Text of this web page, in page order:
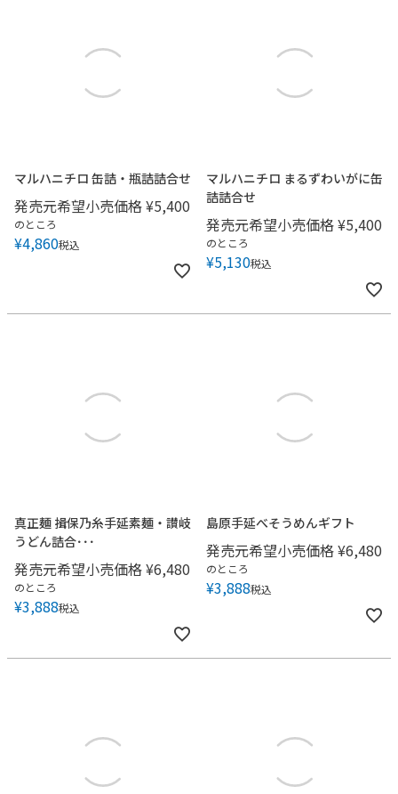
マルハニチロ 缶詰・瓶詰詰合せ
発売元希望小売価格¥5,400
のところ
¥4,860税込
マルハニチロ まるずわいがに缶
詰詰合せ
発売元希望小売価格¥5,400
のところ
¥5,130税込
真正麺 揖保乃糸手延素麺・讃岐
うどん詰合･･･
発売元希望小売価格¥6,480
のところ
¥3,888税込
島原手延べそうめんギフト
発売元希望小売価格¥6,480
のところ
¥3,888税込